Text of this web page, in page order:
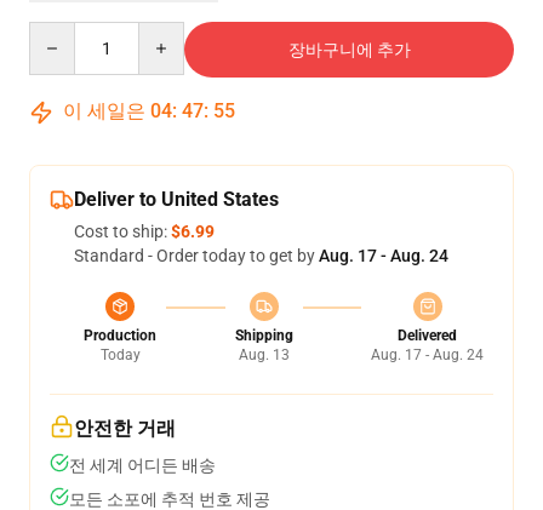
장바구니에 추가
이 세일은 04: 47: 54
Deliver to United States
Cost to ship:$6.99
Standard - Order today to get byAug. 17 - Aug. 24
Production
Today
Shipping
Aug. 13
Delivered
Aug. 17 - Aug. 24
안전한 거래
전 세계 어디든 배송
모든 소포에 추적 번호 제공